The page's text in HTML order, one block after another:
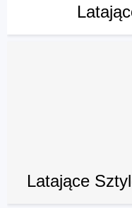
Latające